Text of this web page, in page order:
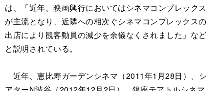
は、「近年、映画興行においてはシネマコンプレックス
が主流となり、近隣への相次ぐシネマコンプレックスの
出店により観客動員の減少を余儀なくされました」など
と説明されている。
近年、恵比寿ガーデンシネマ（2011年1月28日）、シ